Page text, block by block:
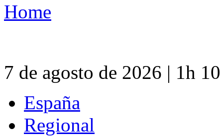
Home
7 de agosto de 2026 | 1h
España
Regional